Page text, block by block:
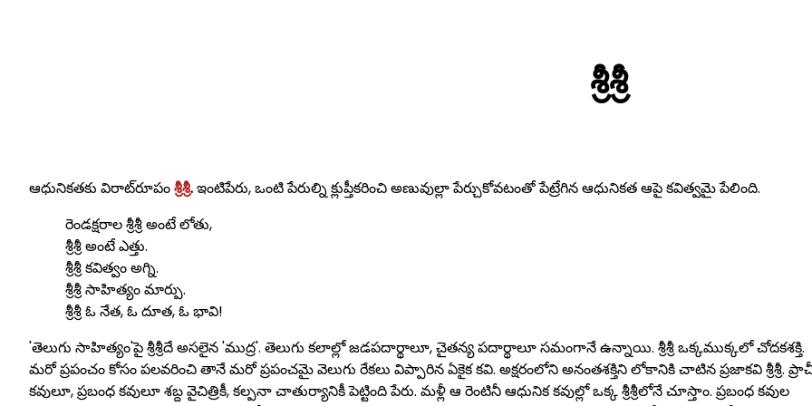
శ్రీశ్రీ
ఆధునికతకు విరాట్‌రూపంశ్రీశ్రీ.ఇంటిపేరు, ఒంటి పేరుల్ని క్లుప్తీకరించి అణువుల్లా పేర్చుకోవటంతో పేట్రేగిన ఆధునికత ఆపై కవిత్వమై పేలింది.
రెండక్షరాల శ్రీశ్రీ అంటే లోతు,
శ్రీశ్రీ అంటే ఎత్తు.
శ్రీశ్రీ కవిత్వం అగ్ని.
శ్రీశ్రీ సాహిత్యం మార్పు.
శ్రీశ్రీ ఓ నేత, ఓ దూత, ఓ భావి!
'తెలుగు సాహిత్యం'పై శ్రీశ్రీదే అసలైన 'ముద్ర'. తెలుగు కలాల్లో జడపదార్థాలూ, చైతన్య పదార్థాలూ సమంగానే ఉన్నాయి. శ్రీశ్రీ ఒక్కముక్కలో చోదకశక్తి.
మరో ప్రపంచం కోసం పలవరించి తానే మరో ప్రపంచమై వెలుగు రేకలు విప్పారిన ఏకైక కవి. అక్షరంలోని అనంతశక్తిని లోకానికి చాటిన ప్రజాకవి శ్రీశ్రీ.
కవులూ, ప్రబంధ కవులూ శబ్ద వైచిత్రికీ, కల్పనా చాతుర్యానికీ పెట్టింది పేరు. మళ్లీ ఆ రెంటినీ ఆధునిక కవుల్లో ఒక్క శ్రీశ్రీలోనే చూస్తాం. ప్రబంధ కవుల